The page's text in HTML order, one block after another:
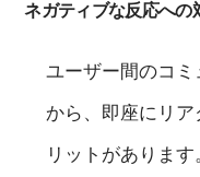
ネガティブな反応への
ユーザー間のコ
から、即座にリ
リットがありま